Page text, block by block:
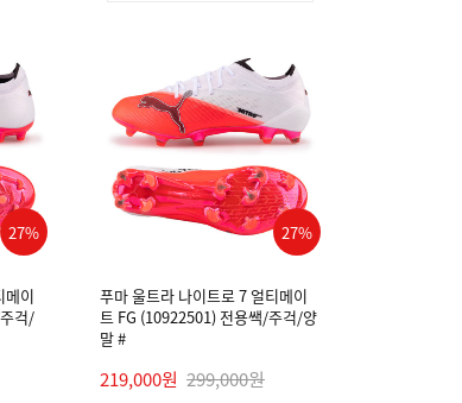
27%
메이
걱/
27%
푸마 울트라 나이트로 7 얼티메이
트 FG (10922501) 전용쌕/주걱/양
말 #
219,000원 299,000원